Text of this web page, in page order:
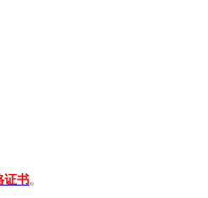
证书。